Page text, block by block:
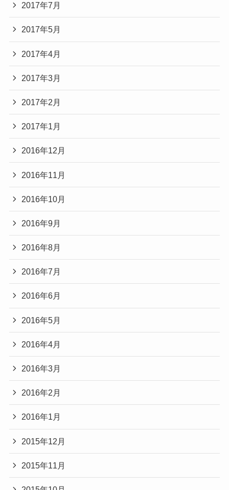
2017年7月
2017年5月
2017年4月
2017年3月
2017年2月
2017年1月
2016年12月
2016年11月
2016年10月
2016年9月
2016年8月
2016年7月
2016年6月
2016年5月
2016年4月
2016年3月
2016年2月
2016年1月
2015年12月
2015年11月